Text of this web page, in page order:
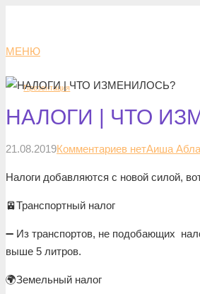
МЕНЮ
Презентация
НАЛОГИ | ЧТО
21.08.2019Комментариев нетАиша
Налоги добавляются с новой силой,
🚈Транспортный налог
➖ Из транспортов, не подобающих
выше 5 литров.
🌍Земельный налог